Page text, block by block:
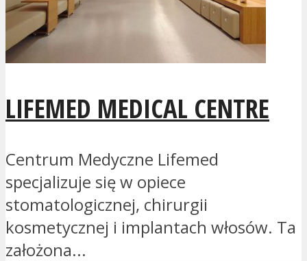
LIFEMED MEDICAL CENTRE
Centrum Medyczne Lifemed
specjalizuje się w opiece
stomatologicznej, chirurgii
kosmetycznej i implantach włosów. Ta
założona...